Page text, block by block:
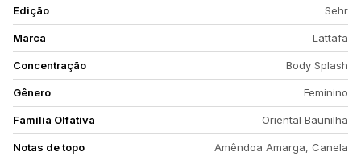
Edição Sehr
Marca Lattafa
Concentração Body Splash
Gênero Feminino
Família Olfativa Oriental Baunilha
Notas de topo Amêndoa Amarga, Canela